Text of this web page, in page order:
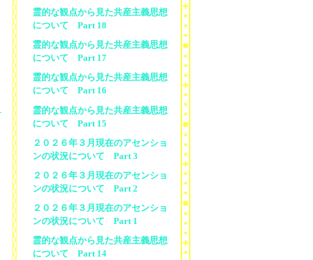
霊的な観点から見た共産主義思想
について Part 18
霊的な観点から見た共産主義思想
について Part 17
霊的な観点から見た共産主義思想
について Part 16
霊的な観点から見た共産主義思想
について Part 15
２０２６年３月現在のアセンショ
ンの状況について Part 3
２０２６年３月現在のアセンショ
ンの状況について Part 2
２０２６年３月現在のアセンショ
ンの状況について Part 1
霊的な観点から見た共産主義思想
について Part 14